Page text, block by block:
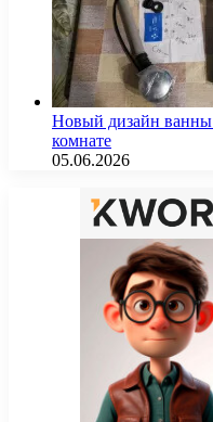
Новый дизайн ванны
комнате
05.06.2026